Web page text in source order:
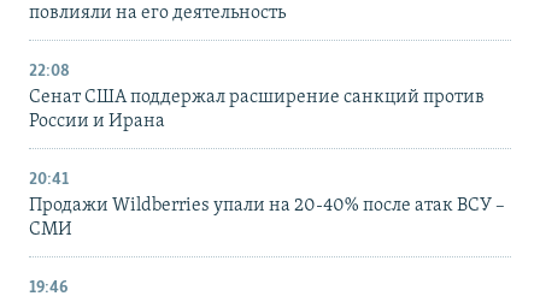
повлияли на его деятельность
22:08
Сенат США поддержал расширение санкций против
России и Ирана
20:41
Продажи Wildberries упали на 20-40% после атак ВСУ –
СМИ
19:46